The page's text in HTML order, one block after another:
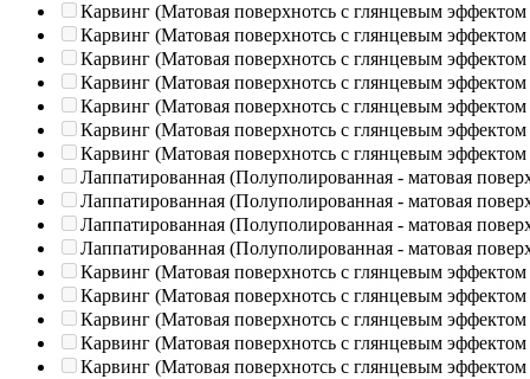
Карвинг (Матовая поверхнотсь с глянцевым эффектом
Карвинг (Матовая поверхнотсь с глянцевым эффектом
Карвинг (Матовая поверхнотсь с глянцевым эффектом
Карвинг (Матовая поверхнотсь с глянцевым эффектом
Карвинг (Матовая поверхнотсь с глянцевым эффектом
Карвинг (Матовая поверхнотсь с глянцевым эффектом
Карвинг (Матовая поверхнотсь с глянцевым эффектом
Лаппатированная (Полуполированная - матовая
Лаппатированная (Полуполированная - матовая
Лаппатированная (Полуполированная - матовая
Лаппатированная (Полуполированная - матовая
Карвинг (Матовая поверхнотсь с глянцевым эффектом
Карвинг (Матовая поверхнотсь с глянцевым эффектом
Карвинг (Матовая поверхнотсь с глянцевым эффектом
Карвинг (Матовая поверхнотсь с глянцевым эффектом
Карвинг (Матовая поверхнотсь с глянцевым эффектом